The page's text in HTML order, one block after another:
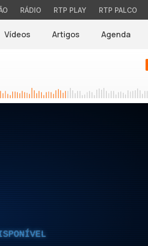
RÁDIO RTP PLAY RTP PALCO
Vídeos Artigos Agenda